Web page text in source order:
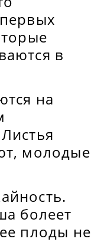
в
на
молодые
болеет
плоды не